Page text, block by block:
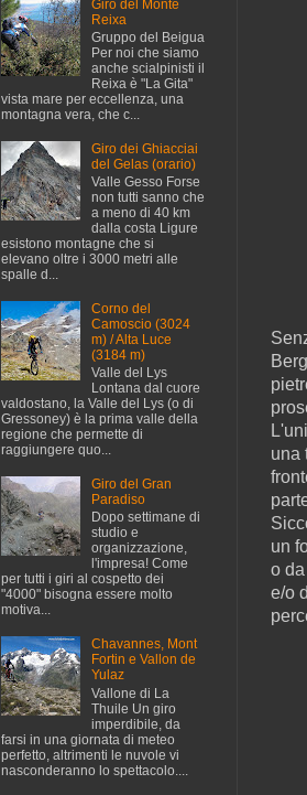
una
un
o
e/o
Giro del Monte
Reixa
Gruppo del Beigua
Per noi che siamo
anche scialpinisti il
Reixa è "La Gita"
vista mare per eccellenza, una
montagna vera, che c...
Giro dei Ghiacciai
del Gelas (orario)
Valle Gesso Forse
non tutti sanno che
a meno di 40 km
dalla costa Ligure
esistono montagne che si
elevano oltre i 3000 metri alle
spalle d...
Corno del
Camoscio (3024
m) / Alta Luce
(3184 m)
Valle del Lys
Lontana dal cuore
valdostano, la Valle del Lys (o di
Gressoney) è la prima valle della
regione che permette di
raggiungere quo...
Giro del Gran
Paradiso
Dopo settimane di
studio e
organizzazione,
l'impresa! Come
per tutti i giri al cospetto dei
"4000" bisogna essere molto
motiva...
Chavannes, Mont
Fortin e Vallon de
Yulaz
Vallone di La
Thuile Un giro
imperdibile, da
farsi in una giornata di meteo
perfetto, altrimenti le nuvole vi
nasconderanno lo spettacolo....